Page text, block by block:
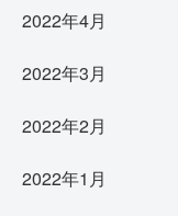
2022年4月
2022年3月
2022年2月
2022年1月